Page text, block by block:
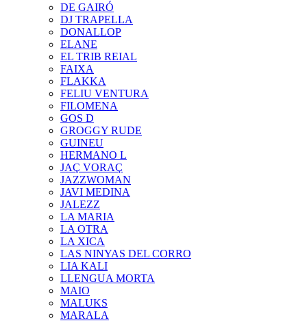
DE GAIRÓ
DJ TRAPELLA
DONALLOP
ELANE
EL TRIB REIAL
FAIXA
FLAKKA
FELIU VENTURA
FILOMENA
GOS D
GROGGY RUDE
GUINEU
HERMANO L
JAÇ VORAÇ
JAZZWOMAN
JAVI MEDINA
JALEZZ
LA MARIA
LA OTRA
LA XICA
LAS NINYAS DEL CORRO
LIA KALI
LLENGUA MORTA
MAIO
MALUKS
MARALA